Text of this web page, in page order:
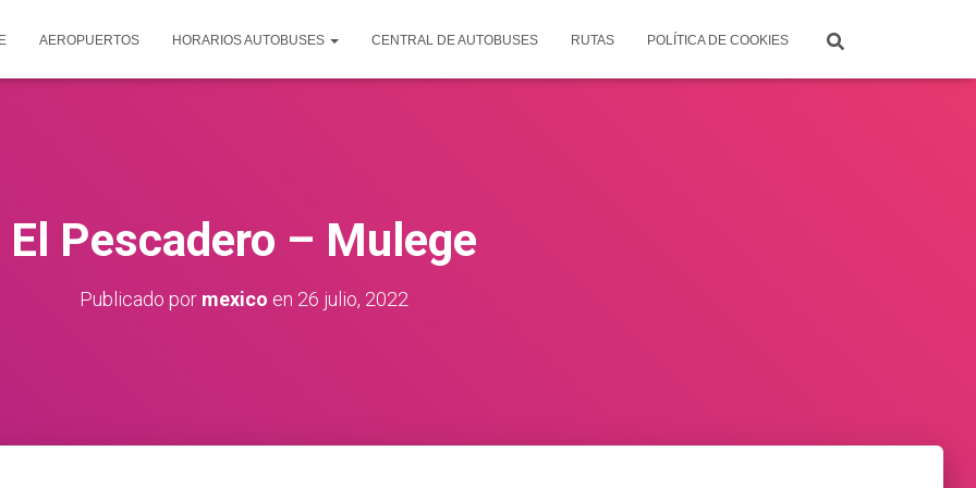
AEROPUERTOS HORARIOS AUTOBUSES CENTRAL DE AUTOBUSES RUTAS POLÍTICA DE COOKIES
El Pescadero – Mulege
Publicado por mexico en 26 julio, 2022